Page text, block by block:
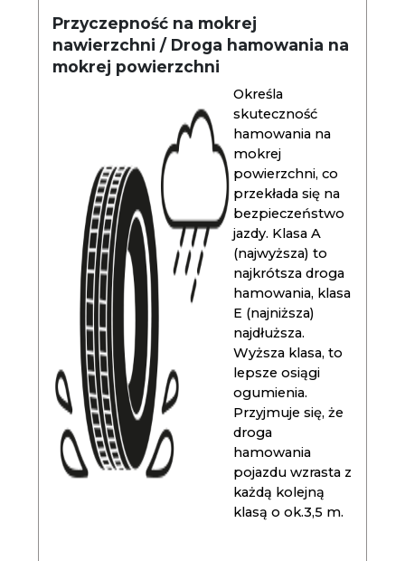
Przyczepność na mokrej
nawierzchni / Droga hamowania na
mokrej powierzchni
Określa
skuteczność
hamowania na
mokrej
powierzchni, co
przekłada się na
bezpieczeństwo
jazdy. Klasa A
(najwyższa) to
najkrótsza droga
hamowania, klasa
E (najniższa)
najdłuższa.
Wyższa klasa, to
lepsze osiągi
ogumienia.
Przyjmuje się, że
droga
hamowania
pojazdu wzrasta z
każdą kolejną
klasą o ok.3,5 m.